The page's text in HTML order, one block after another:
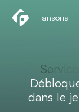
Fansoria
dans le